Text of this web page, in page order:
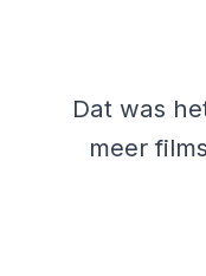
Dat was
meer